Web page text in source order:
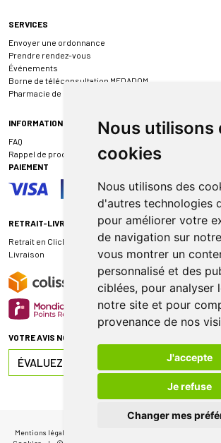
Nous utilisons
cookies
Nous utilisons des
d'autres technologies
pour améliorer votre
de navigation sur
vous montrer un
personnalisé et des
ciblées, pour analyser
notre site et pour
provenance de nos
J'accepte
Je refuse
Changer mes
SERVICES
Envoyer une ordonnance
Prendre rendez-vous
Événements
Borne de téléconsultation MEDADOM
Pharmacie de garde
INFORMATIONS
FAQ
Rappel de produit
PAIEMENT
RETRAIT-LIVRAISON
Retrait en Click & Collect
Livraison
VOTRE AVIS NOUS INTÉRESSE
ÉVALUEZ-NOUS SUR
Mentions légales